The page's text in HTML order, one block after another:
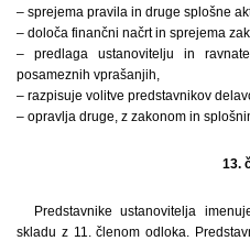
– sprejema pravila in druge splošne
– določa finančni načrt in sprejema
– predlaga ustanovitelju in
posameznih vprašanjih,
– razpisuje volitve predstavnikov
– opravlja druge, z zakonom in
13.
Predstavnike ustanovitelja
skladu z 11. členom odloka.